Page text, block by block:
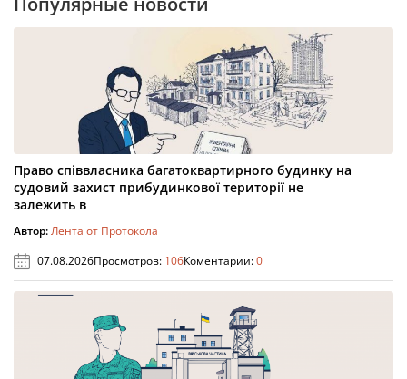
Право співвласника багатоквартирного будинку на
судовий захист прибудинкової території не
залежить в
Автор:Лента от Протокола
07.08.2026Просмотров: 106Коментарии:0